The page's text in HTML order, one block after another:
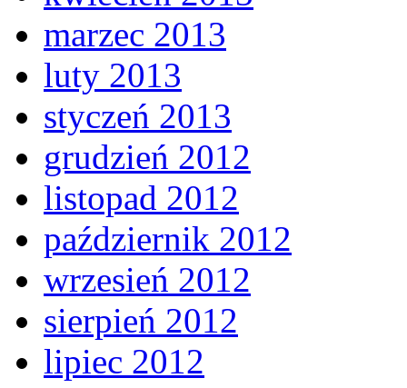
marzec 2013
luty 2013
styczeń 2013
grudzień 2012
listopad 2012
październik 2012
wrzesień 2012
sierpień 2012
lipiec 2012